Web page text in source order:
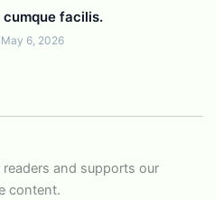
cumque facilis.
May 6, 2026
and supports our
content.